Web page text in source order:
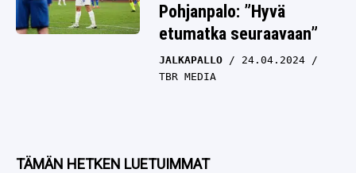
Pohjanpalo: ”Hyvä
etumatka seuraavaan”
JALKAPALLO
24.04.2024
TBR MEDIA
TÄMÄN HETKEN LUETUIMMAT